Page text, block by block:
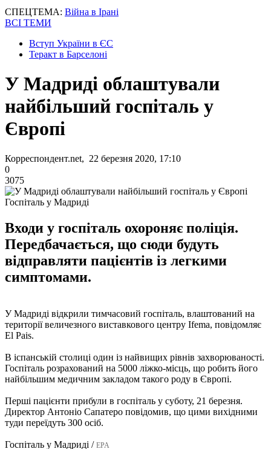
СПЕЦТЕМА: Війна в Ірані
ВСІ ТЕМИ
Вступ України в ЄС
Теракт в Барселоні
У Мадриді облаштували
найбільший госпіталь у
Європі
Корреспондент.net, 22 березня 2020, 17:10
0
3075
Госпіталь у Мадриді
Входи у госпіталь охороняє поліція.
Передбачається, що сюди будуть
відправляти пацієнтів із легкими
симптомами.
У Мадриді відкрили тимчасовий госпіталь, влаштований на
території величезного виставкового центру Ifema, повідомляє
El Pais.
В іспанській столиці один із найвищих рівнів захворюваності.
Госпіталь розрахований на 5000 ліжко-місць, що робить його
найбільшим медичним закладом такого роду в Європі.
Перші пацієнти прибули в госпіталь у суботу, 21 березня.
Директор Антоніо Сапатеро повідомив, що цими вихідними
туди переїдуть 300 осіб.
Госпіталь у Мадриді / EPA